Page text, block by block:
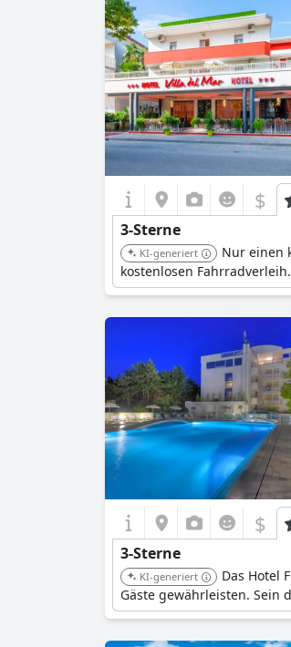
$
3-Sterne
KI-generiert
Nur einen
kostenlosen
$
3-Sterne
KI-generiert
Das Hotel
Gäste gewährleisten. Sein